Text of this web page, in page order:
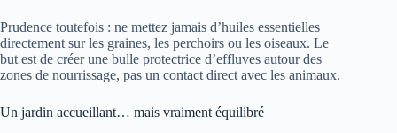
Prudence toutefois : ne mettez jamais d’huiles essentielles
directement sur les graines, les perchoirs ou les oiseaux. Le
but est de créer une bulle protectrice d’effluves autour des
zones de nourrissage, pas un contact direct avec les animaux.
Un jardin accueillant… mais vraiment équilibré